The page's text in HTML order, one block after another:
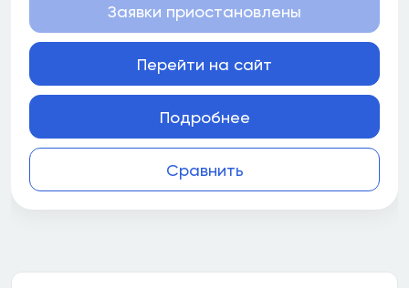
Сравнить
Заявки приостановлены
Перейти на сайт
Подробнее